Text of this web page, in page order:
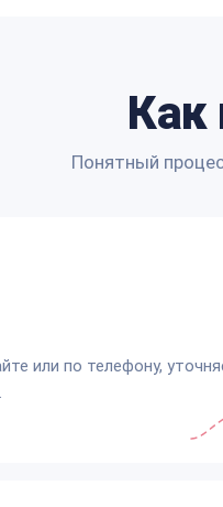
Как
Понятный
или по телефону,